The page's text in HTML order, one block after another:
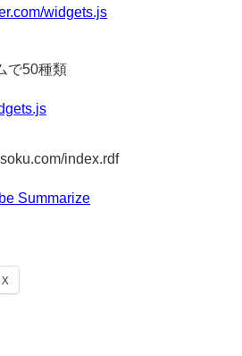
widgets.js
で50種類
index.rdf
Summarize
X